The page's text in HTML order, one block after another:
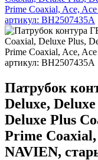
Патрубок
Deluxe,
Deluxe Plus
Prime
NAVIEN,